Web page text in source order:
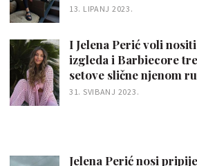
13. LIPANJ 2023.
I Jelena Perić voli
izgleda i Barbiecore
setove slične njenom
31. SVIBANJ 2023.
Jelena Perić nosi